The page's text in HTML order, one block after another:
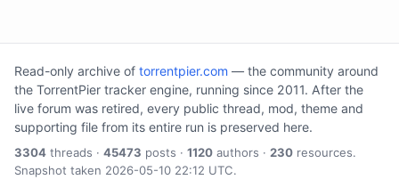
Read-only archive of torrentpier.com — the community around
the TorrentPier tracker engine, running since 2011. After the
live forum was retired, every public thread, mod, theme and
supporting file from its entire run is preserved here.
3304 threads · 45473 posts · 1120 authors · 230 resources.
Snapshot taken 2026-05-10 22:12 UTC.